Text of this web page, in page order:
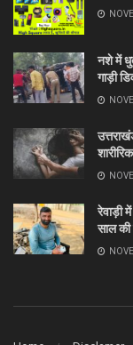
नशे में
गाड़ी
रेवाड़ी
साल की